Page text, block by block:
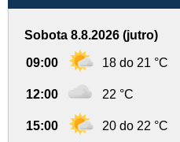
Sobota 8.8.2026 (jutro)
09:00 18 do 21 °C
12:00 22 °C
15:00 20 do 22 °C